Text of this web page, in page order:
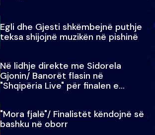
Egli dhe Gjesti shkëmbejnë puthje
teksa shijojnë muzikën në pishinë
Në lidhje direkte me Sidorela
Gjonin/ Banorët flasin në
"Shqipëria Live" për finalen e
"Mora fjalë"/ Finalistët këndojnë së
bashku në oborr